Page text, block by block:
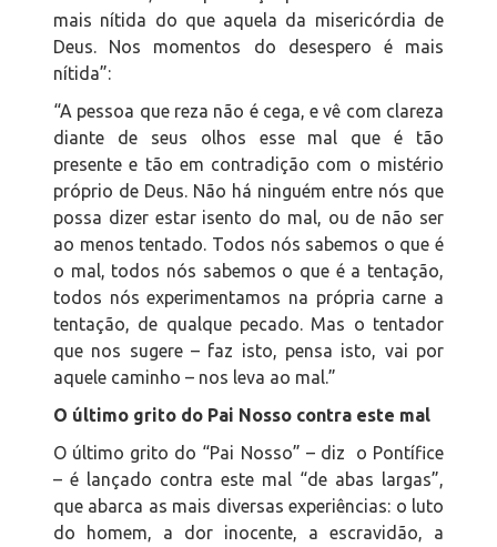
mais nítida do que aquela da misericórdia de
Deus. Nos momentos do desespero é mais
nítida”:
“A pessoa que reza não é cega, e vê com clareza
diante de seus olhos esse mal que é tão
presente e tão em contradição com o mistério
próprio de Deus. Não há ninguém entre nós que
possa dizer estar isento do mal, ou de não ser
ao menos tentado. Todos nós sabemos o que é
o mal, todos nós sabemos o que é a tentação,
todos nós experimentamos na própria carne a
tentação, de qualque pecado. Mas o tentador
que nos sugere – faz isto, pensa isto, vai por
aquele caminho – nos leva ao mal.”
O último grito do Pai Nosso contra este mal
O último grito do “Pai Nosso” – diz o Pontífice
– é lançado contra este mal “de abas largas”,
que abarca as mais diversas experiências: o luto
do homem, a dor inocente, a escravidão, a